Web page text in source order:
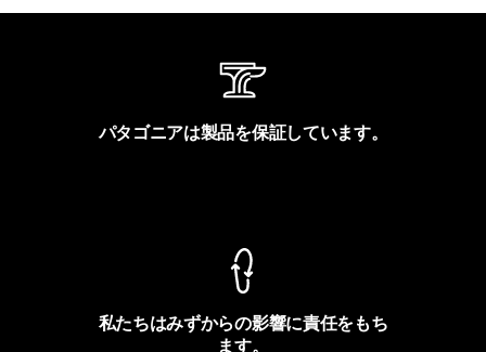
パタゴニアは製品を保証しています。
私たちはみずからの影響に責任をもち
ます。